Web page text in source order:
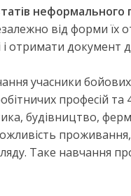
неформального
від форми їх
і отримати документ
учасники
професій та
будівництво,
проживання,
Таке навчання